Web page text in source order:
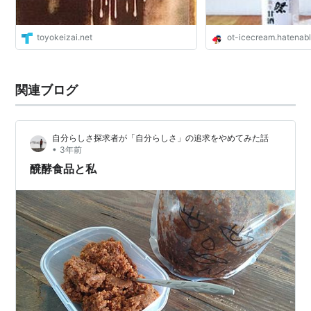
toyokeizai.net ot-
関連ブログ
自分らしさ探求者が「自分らしさ」の追求をやめてみた話
• 3年前
醗酵食品と私